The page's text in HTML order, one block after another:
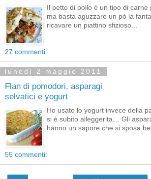
Il petto di pollo è un tipo di carne
ma basta aguzzare un pò la
ricavare un piattino sfizioso...
27 commenti:
lunedì 2 maggio 2011
Flan di pomodori, asparagi
selvatici e yogurt
Ho usato lo yogurt invece della
si è subito alleggerita… Gli
hanno un sapore che si sposa
55 commenti: